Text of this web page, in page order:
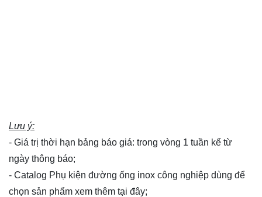
Lưu ý:
- Giá trị thời hạn bảng báo giá: trong vòng 1 tuần kể từ
ngày thông báo;
- Catalog Phụ kiện đường ống inox công nghiệp dùng để
chọn sản phẩm xem thêm tại đây;